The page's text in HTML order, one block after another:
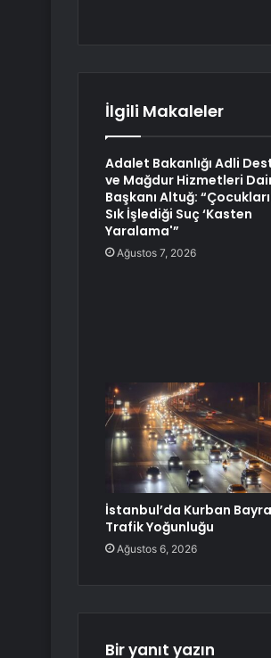
İlgili Makaleler
Adalet Bakanlığı Adli
ve Mağdur Hizmetleri
Başkanı Altuğ:
Sık İşlediği Suç ‘Kasten
Yaralama'”
Ağustos 7, 2026
İstanbul’da Kurban
Trafik Yoğunluğu
Ağustos 6, 2026
Bir yanıt yazın